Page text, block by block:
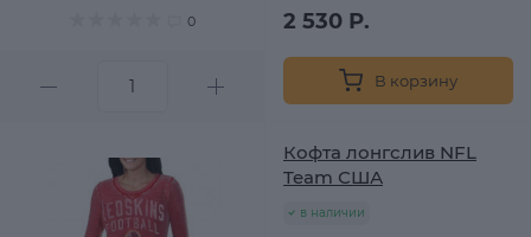
0 2 530 Р.
В корзину
Кофта лонгслив NFL
Team США
в наличии